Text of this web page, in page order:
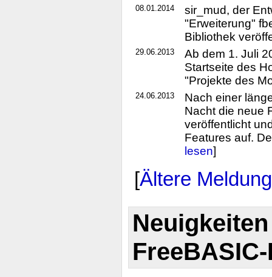
08.01.2014
sir_mud, der
"Erweiterung"
Bibliothek
29.06.2013
Ab dem 1. Juli
Startseite des
"Projekte des
24.06.2013
Nach einer
Nacht die neue
veröffentlicht
Features auf.
lesen]
[Ältere